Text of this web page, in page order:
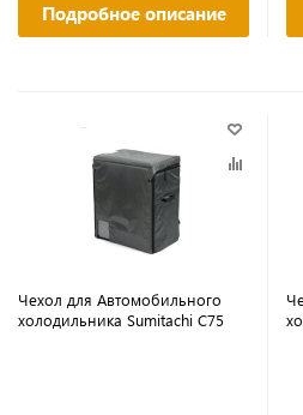
Подробное описание
Чехол для Автомобильного
холодильника Sumitachi С75